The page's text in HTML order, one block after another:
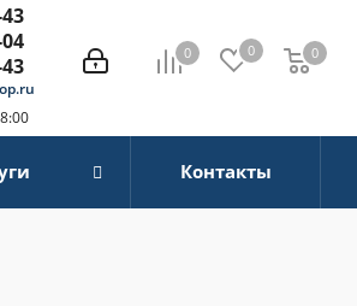
0 0 0
0
Контакты